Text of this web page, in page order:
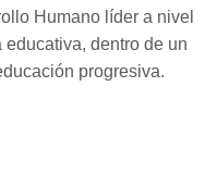
Humano líder a nivel
dentro de un
progresiva.